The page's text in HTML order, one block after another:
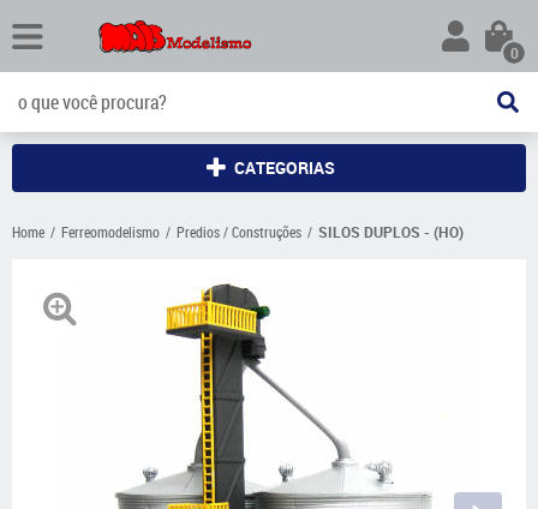
0
CATEGORIAS
Home Ferreomodelismo Predios / Construções SILOS DUPLOS - (HO)